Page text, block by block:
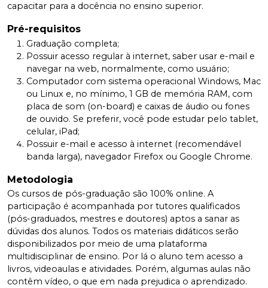
capacitar para a docência no ensino superior.
Pré-requisitos
Graduação completa;
Possuir acesso regular à internet, saber usar e-mail e
navegar na web, normalmente, como usuário;
Computador com sistema operacional Windows, Mac
ou Linux e, no mínimo, 1 GB de memória RAM, com
placa de som (on-board) e caixas de áudio ou fones
de ouvido. Se preferir, você pode estudar pelo tablet,
celular, iPad;
Possuir e-mail e acesso à internet (recomendável
banda larga), navegador Firefox ou Google Chrome.
Metodologia
Os cursos de pós-graduação são 100% online. A
participação é acompanhada por tutores qualificados
(pós-graduados, mestres e doutores) aptos a sanar as
dúvidas dos alunos. Todos os materiais didáticos serão
disponibilizados por meio de uma plataforma
multidisciplinar de ensino. Por lá o aluno tem acesso a
livros, videoaulas e atividades. Porém, algumas aulas não
contêm vídeo, o que em nada prejudica o aprendizado.